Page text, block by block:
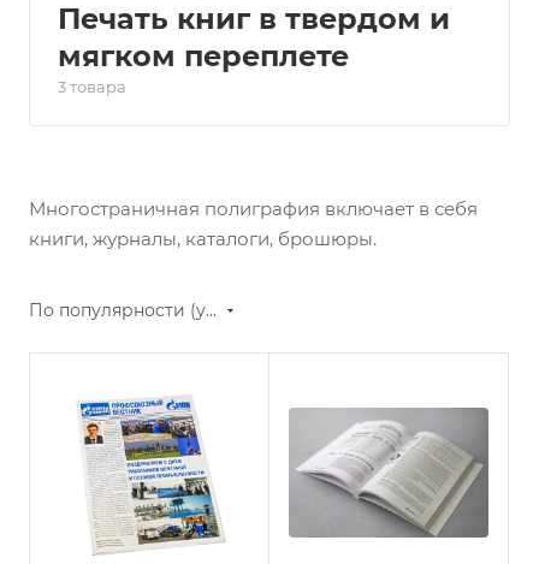
Печать книг в твердом и
мягком переплете
3 товара
Многостраничная полиграфия включает в себя
книги, журналы, каталоги, брошюры.
По популярности (убывание)